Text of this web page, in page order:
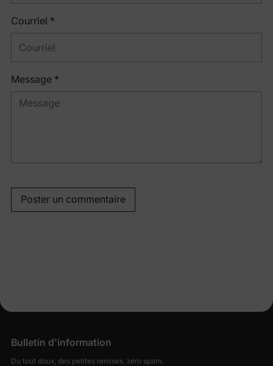
Courriel *
Message *
Poster un commentaire
Bulletin d'information
Du tout doux, des petites remises, zéro spam.